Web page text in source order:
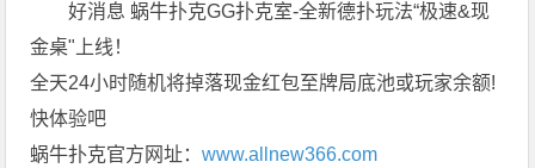
好消息 蜗牛扑克GG扑克室-全新德扑玩法“极速&现
金桌"上线！
全天24小时随机将掉落现金红包至牌局底池或玩家余额!
快体验吧
蜗牛扑克官方网址：www.allnew366.com